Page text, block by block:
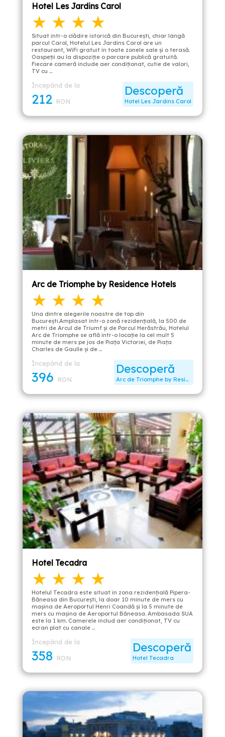
Hotel Les Jardins Carol
★ ★ ★ ★
Situat într-o clădire istorică din București, chiar lângă
parcul Carol, Hotelul Les Jardins Carol are un
restaurant, WiFi gratuit în toate zonele sale și o terasă.
Oaspeții au la dispoziție o parcare publică gratuită.
Fiecare cameră include aer condiționat, cutie de valori,
TV cu …
Descoperă
Hotel Les Jardins Carol
Începând de la
212 RON
Arc de Triomphe by Residence Hotels
★ ★ ★ ★
Una dintre alegerile noastre de top din
București.Amplasat într-o zonă rezidențială, la 500 de
metri de Arcul de Triumf și de Parcul Herăstrău, Hotelul
Arc de Triomphe se află într-o locație la cel mult 5
minute de mers pe jos de Piața Victoriei, de Piața
Charles de Gaulle și de …
Descoperă
Arc de Triomphe by Residence Hotels
Începând de la
396 RON
Hotel Tecadra
★ ★ ★ ★
Hotelul Tecadra este situat în zona rezidenţială Pipera-
Băneasa din Bucureşti, la doar 10 minute de mers cu
maşina de Aeroportul Henri Coandă şi la 5 minute de
mers cu maşina de Aeroportul Băneasa. Ambasada SUA
este la 1 km. Camerele includ aer condiţionat, TV cu
ecran plat cu canale …
Descoperă
Hotel Tecadra
Începând de la
358 RON